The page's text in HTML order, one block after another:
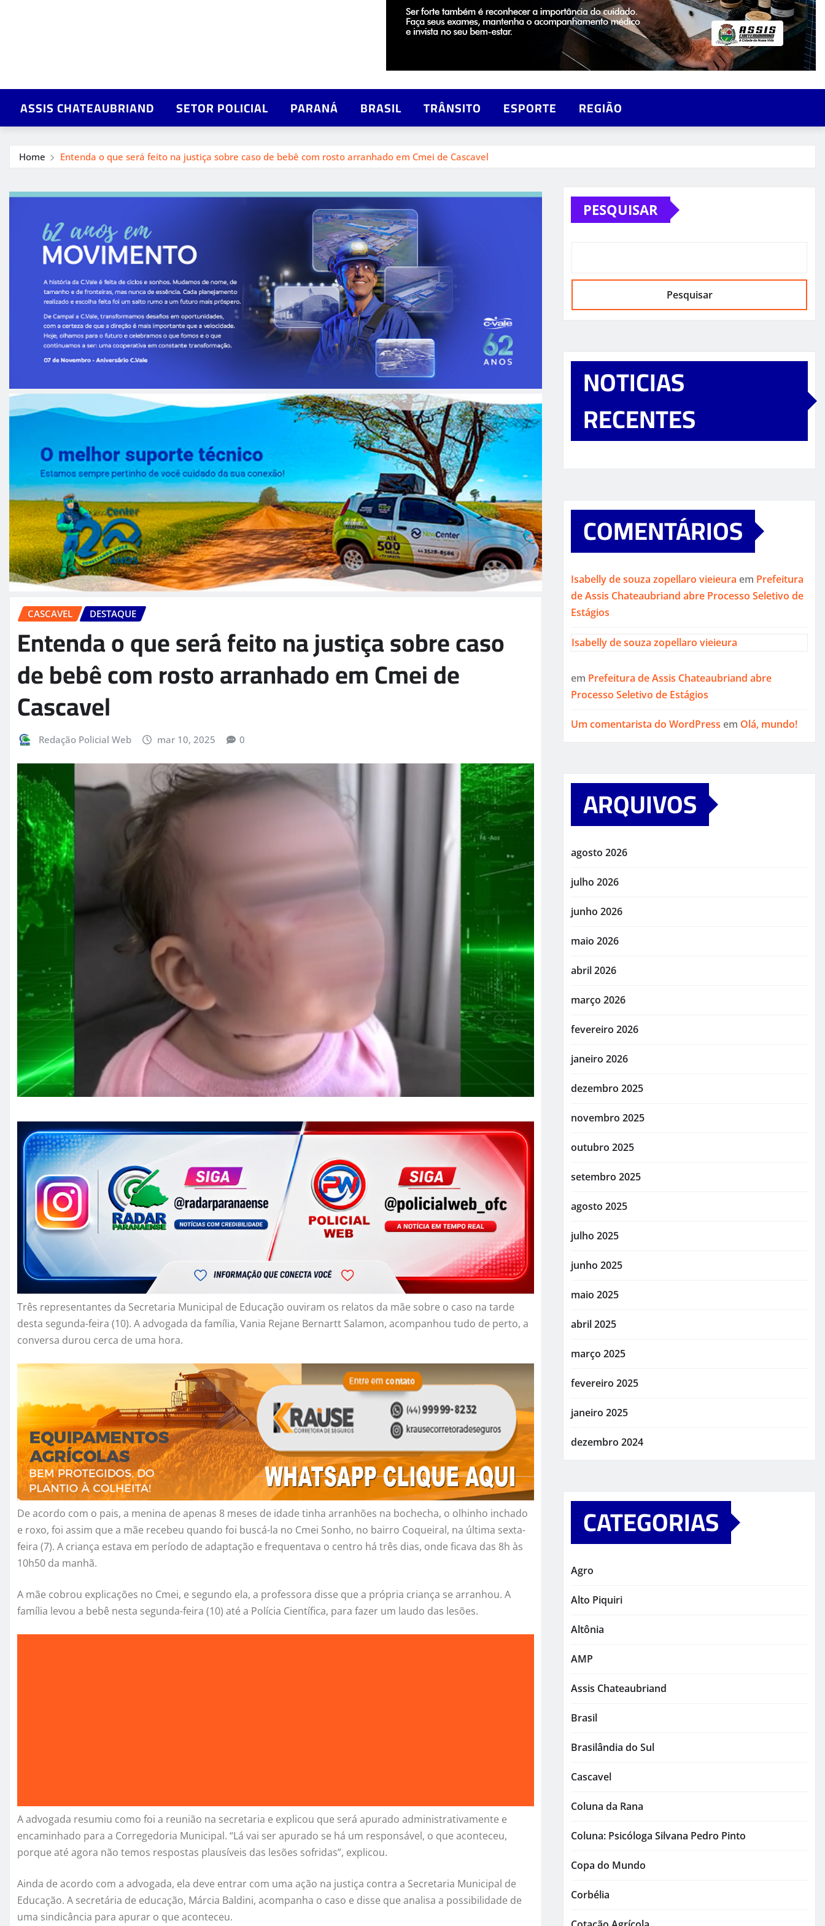
ASSIS CHATEAUBRIAND SETOR POLICIAL PARANÁ BRASIL TRÂNSITO ESPORTE REGIÃO
Home Entenda o que será feito na justiça sobre caso de bebê com rosto arranhado em Cmei de Cascavel
CASCAVEL DESTAQUE
Entenda o que será feito na justiça sobre caso
de bebê com rosto arranhado em Cmei de
Cascavel
Redação Policial Web mar 10, 2025 0
Três representantes da Secretaria Municipal de Educação ouviram os relatos da mãe sobre o caso na tarde
desta segunda-feira (10). A advogada da família, Vania Rejane Bernartt Salamon, acompanhou tudo de perto, a
conversa durou cerca de uma hora.
De acordo com o pais, a menina de apenas 8 meses de idade tinha arranhões na bochecha, o olhinho inchado
e roxo, foi assim que a mãe recebeu quando foi buscá-la no Cmei Sonho, no bairro Coqueiral, na última sexta-
feira (7). A criança estava em período de adaptação e frequentava o centro há três dias, onde ficava das 8h às
10h50 da manhã.
A mãe cobrou explicações no Cmei, e segundo ela, a professora disse que a própria criança se arranhou. A
família levou a bebê nesta segunda-feira (10) até a Polícia Científica, para fazer um laudo das lesões.
A advogada resumiu como foi a reunião na secretaria e explicou que será apurado administrativamente e
encaminhado para a Corregedoria Municipal. “Lá vai ser apurado se há um responsável, o que aconteceu,
porque até agora não temos respostas plausíveis das lesões sofridas”, explicou.
Ainda de acordo com a advogada, ela deve entrar com uma ação na justiça contra a Secretaria Municipal de
Educação. A secretária de educação, Márcia Baldini, acompanha o caso e disse que analisa a possibilidade de
uma sindicância para apurar o que aconteceu.
PESQUISAR
Pesquisar
NOTICIAS
RECENTES
COMENTÁRIOS
Isabelly de souza zopellaro vieieura em Prefeitura
de Assis Chateaubriand abre Processo Seletivo de
Estágios
Isabelly de souza zopellaro vieieura
em Prefeitura de Assis Chateaubriand abre
Processo Seletivo de Estágios
Um comentarista do WordPress em Olá, mundo!
ARQUIVOS
agosto 2026
julho 2026
junho 2026
maio 2026
abril 2026
março 2026
fevereiro 2026
janeiro 2026
dezembro 2025
novembro 2025
outubro 2025
setembro 2025
agosto 2025
julho 2025
junho 2025
maio 2025
abril 2025
março 2025
fevereiro 2025
janeiro 2025
dezembro 2024
CATEGORIAS
Agro
Alto Piquiri
Altônia
AMP
Assis Chateaubriand
Brasil
Brasilândia do Sul
Cascavel
Coluna da Rana
Coluna: Psicóloga Silvana Pedro Pinto
Copa do Mundo
Corbélia